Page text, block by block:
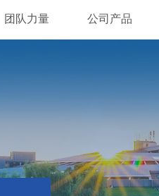
团队力量 公司产品